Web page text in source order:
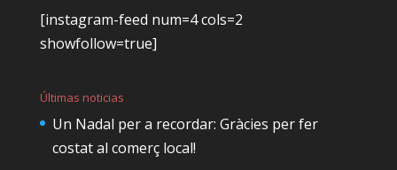
[instagram-feed num=4 cols=2
showfollow=true]
Últimas noticias
Un Nadal per a recordar: Gràcies per fer
costat al comerç local!